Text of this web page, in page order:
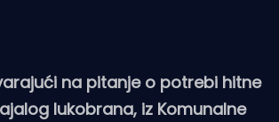
na pitanje o potrebi hitne
lukobrana, iz Komunalne